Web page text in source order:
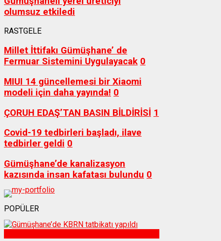
olumsuz etkiledi
RASTGELE
Millet İttifakı Gümüşhane’ de
Fermuar Sistemini Uygulayacak 0
MIUI 14 güncellemesi bir Xiaomi
modeli için daha yayında! 0
ÇORUH EDAŞ’TAN BASIN BİLDİRİSİ 1
Covid-19 tedbirleri başladı, ilave
tedbirler geldi 0
Gümüşhane’de kanalizasyon
kazısında insan kafatası bulundu 0
POPÜLER